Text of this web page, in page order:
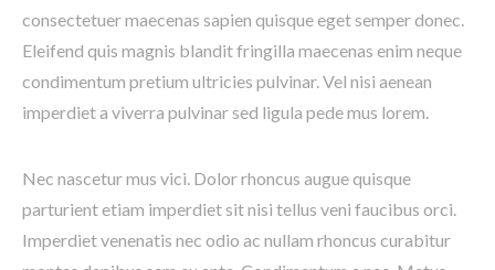
consectetuer maecenas sapien quisque eget semper donec.
Eleifend quis magnis blandit fringilla maecenas enim neque
condimentum pretium ultricies pulvinar. Vel nisi aenean
imperdiet a viverra pulvinar sed ligula pede mus lorem.
Nec nascetur mus vici. Dolor rhoncus augue quisque
parturient etiam imperdiet sit nisi tellus veni faucibus orci.
Imperdiet venenatis nec odio ac nullam rhoncus curabitur